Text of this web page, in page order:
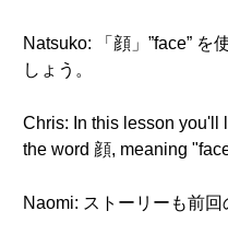
Natsuko: 「顔」”face” を
しょう。
Chris: In this lesson you'll
the word 顔, meaning
Naomi: ストーリーも前回